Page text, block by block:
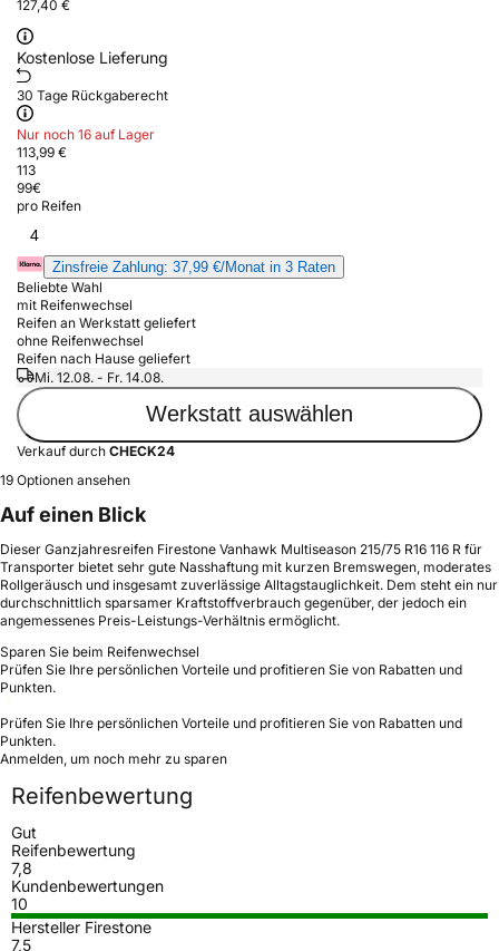
127,40 €
Kostenlose Lieferung
30 Tage Rückgaberecht
Nur noch 16 auf Lager
113,99 €
113
99€
pro Reifen
4
Zinsfreie Zahlung: 37,99 €/Monat in 3 Raten
Beliebte Wahl
mit Reifenwechsel
Reifen an Werkstatt geliefert
ohne Reifenwechsel
Reifen nach Hause geliefert
Mi. 12.08. - Fr. 14.08.
Werkstatt auswählen
Verkauf durch CHECK24
19 Optionen ansehen
Auf einen Blick
Dieser Ganzjahresreifen Firestone Vanhawk Multiseason 215/75 R16 116 R für
Transporter bietet sehr gute Nasshaftung mit kurzen Bremswegen, moderates
Rollgeräusch und insgesamt zuverlässige Alltagstauglichkeit. Dem steht ein nur
durchschnittlich sparsamer Kraftstoffverbrauch gegenüber, der jedoch ein
angemessenes Preis-Leistungs-Verhältnis ermöglicht.
Sparen Sie beim Reifenwechsel
Prüfen Sie Ihre persönlichen Vorteile und profitieren Sie von Rabatten und
Punkten.
Prüfen Sie Ihre persönlichen Vorteile und profitieren Sie von Rabatten und
Punkten.
Anmelden, um noch mehr zu sparen
Reifenbewertung
Gut
Reifenbewertung
7,8
Kundenbewertungen
10
Hersteller Firestone
7,5